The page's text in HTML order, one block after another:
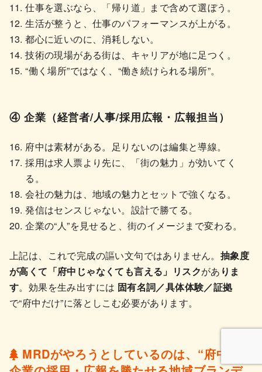
仕事を選ぶなら、「帰り道」まで含めて選ぼう。
生活が整うと、仕事のパフォーマンスが上がる。
都心に近いのに、消耗しない。
技術の現場がある街は、キャリアが地に足つく。
“働く場所”ではなく、“働き続けられる場所”。
④ 企業（経営者/人事/採用広報・広報担当）
府中は素材がある。足りないのは編集と導線。
採用は求人票より先に、「街の魅力」が効いてく
る。
会社の魅力は、地域の魅力とセットで強くなる。
発信はセンスじゃない。設計で勝てる。
企業の“人”を見せると、街のイメージまで変わる。
上記は、これで完成の謳い文句ではありません。 抽象度
が高くて「府中じゃなくても言える」リスクがあ りま
す。効果を生み出すには 固有名詞／具体体験／証拠
で“府中だけ”に落としこむ必要があります。
MRDがやろうとしているのは、 “府中の